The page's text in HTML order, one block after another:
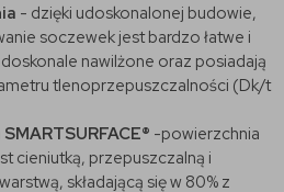
- dzięki udoskonalonej budowie,
soczewek jest bardzo łatwe i
nawilżone oraz posiadają
tlenoprzepuszczalności (Dk/t
SMARTSURFACE® -powierzchnia
cieniutką, przepuszczalną i
składającą się w 80% z